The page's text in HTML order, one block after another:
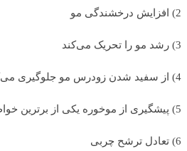
2) افزایش درخشندگی مو
3) رشد مو را تحریک می‌کند
4) از سفید شدن زودرس مو جلوگیری می‌کند
5) پیشگیری از موخوره یکی از برترین خواص ویتامین E برای مو
6) تعادل ترشح چربی